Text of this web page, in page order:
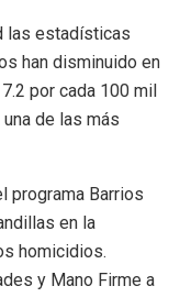
las estadísticas
han disminuido en
por cada 100 mil
de las más
programa Barrios
en la
homicidios.
y Mano Firme a